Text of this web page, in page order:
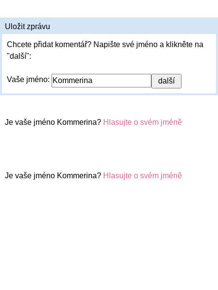
Uložit zprávu
Chcete přidat komentář? Napište své jméno a klikněte na
"další":
Vaše jméno:
Je vaše jméno Kommerina? Hlasujte o svém jméně
Je vaše jméno Kommerina? Hlasujte o svém jméně